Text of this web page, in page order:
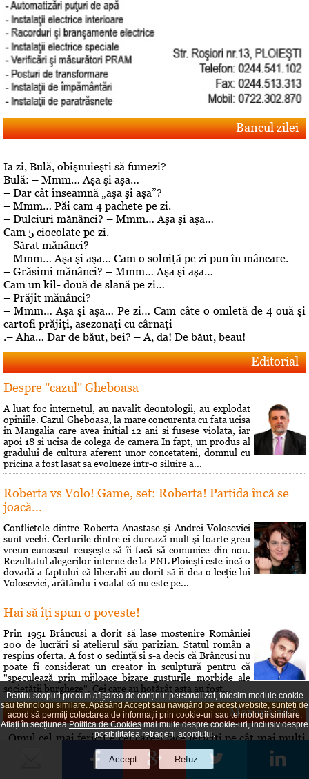
Bancul zilei
Ia zi, Bulă, obişnuieşti să fumezi?
Bulă: – Mmm… Aşa şi aşa…
– Dar cât înseamnă „aşa şi aşa”?
– Mmm… Păi cam 4 pachete pe zi.
– Dulciuri mănânci? – Mmm… Aşa şi aşa…
Cam 5 ciocolate pe zi.
– Sărat mănânci?
– Mmm… Aşa şi aşa… Cam o solniţă pe zi pun în mâncare.
– Grăsimi mănânci? – Mmm… Aşa şi aşa…
Cam un kil- două de slană pe zi…
– Prăjit mănânci?
– Mmm… Aşa şi aşa… Pe zi… Cam câte o omletă de 4 ouă şi
cartofi prăjiţi, asezonaţi cu cârnaţi
.– Aha… Dar de băut, bei? – A, da! De băut, beau!
Editorial
Despre "cazul" Gheboasa
A luat foc internetul, au navalit deontologii, au explodat
opiniile. Cazul Gheboasa, la mare concurenta cu fata ucisa
in Mangalia care avea initial 12 ani si fusese violata, iar
apoi 18 si ucisa de colega de camera In fapt, un produs al
gradului de cultura aferent unor concetateni, domnul cu
pricina a fost lasat sa evolueze intr-o siluire a...
Roberta vs Volo! Game, set: Roberta! Partida încă se
joacă...
Conflictele dintre Roberta Anastase şi Andrei Volosevici
sunt vechi. Certurile dintre ei durează mult şi foarte greu
vreun cunoscut reuşeşte să îi facă să comunice din nou.
Rezultatul alegerilor interne de la PNL Ploieşti este încă o
dovadă a faptului că liberalii au dorit să îi dea o lecţie lui
Volosevici, arâtându-i voalat că nu este pe...
Hai să îţi spun o poveste!
Prin 1951 Brâncusi a dorit să lase mostenire României
200 de lucrări si atelierul său parizian. Statul român a
respins oferta. A fost o sedinţă si s-a decis că Brâncusi nu
poate fi considerat un creator în sculptură pentru că
"speculează prin mijloace bizare gusturile morbide ale
societăţii burgheze". Cei care au hotărât asta au fost...
Maxima zilei
„Omul cel mai fericit e cel care-i face fericiţi pe cât mai mulţi
oameni.” — Denis Diderot
Pentru scopuri precum afișarea de conținut personalizat, folosim module cookie
sau tehnologii similare. Apăsând Accept sau navigând pe acest website, sunteți de
acord să permiți colectarea de informații prin cookie-uri sau tehnologii similare.
Aflați în secțiuneaPolitica de Cookiesmai multe despre cookie-uri, inclusiv despre
posibilitatea retragerii acordului.